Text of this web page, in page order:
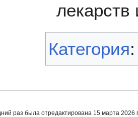
Категория
раз была отредактирована 15 марта 2026